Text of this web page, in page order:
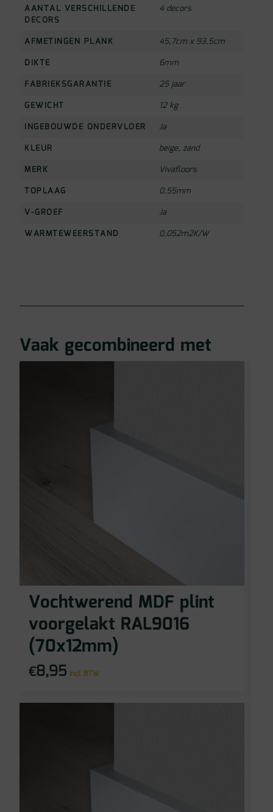
AANTAL VERSCHILLENDE
DECORS
4 decors
AFMETINGEN PLANK
45,7cm x 93,5cm
DIKTE
6mm
FABRIEKSGARANTIE
25 jaar
GEWICHT
12 kg
INGEBOUWDE ONDERVLOER
Ja
KLEUR
beige, zand
MERK
Vivafloors
TOPLAAG
0.55mm
V-GROEF
Ja
WARMTEWEERSTAND
0,052m2K/W
Vaak gecombineerd met
Vochtwerend MDF plint
voorgelakt RAL9016
(70x12mm)
€8,95 incl BTW